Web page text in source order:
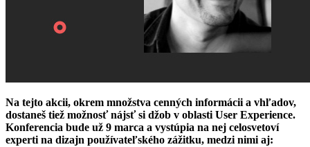
Na tejto akcii, okrem množstva cenných informácii a vhľadov,
dostaneš tiež možnosť nájsť si džob v oblasti User Experience.
Konferencia bude už 9 marca a vystúpia na nej celosvetoví
experti na dizajn používateľského zážitku, medzi nimi aj: